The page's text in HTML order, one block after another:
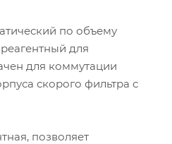
по объему
для
для коммутации
скорого фильтра с
позволяет